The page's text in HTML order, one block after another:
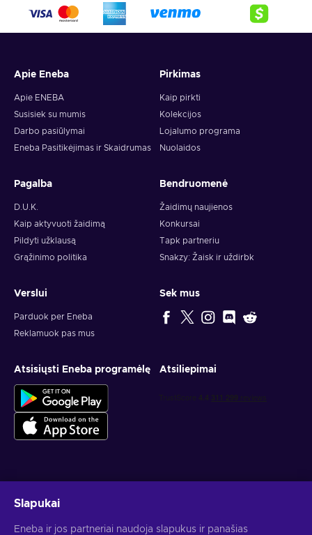
Apie Eneba
Apie ENEBA
Susisiek su mumis
Darbo pasiūlymai
Eneba Pasitikėjimas ir Skaidrumas
Pirkimas
Kaip pirkti
Kolekcijos
Lojalumo programa
Nuolaidos
Pagalba
D.U.K.
Kaip aktyvuoti žaidimą
Pildyti užklausą
Grąžinimo politika
Bendruomenė
Žaidimų naujienos
Konkursai
Tapk partneriu
Snakzy: Žaisk ir uždirbk
Verslui
Parduok per Eneba
Reklamuok pas mus
Sek mus
Atsisiųsti Eneba programėlę Atsiliepimai
Slapukai
Eneba ir jos partneriai naudoja slapukus ir panašias